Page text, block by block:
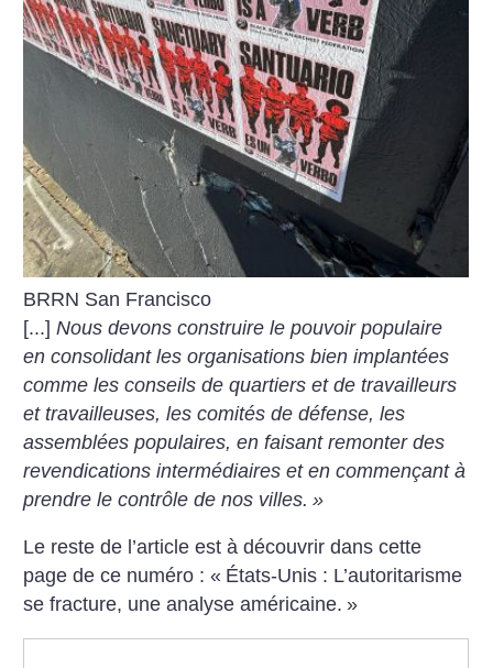
BRRN San Francisco
[...]Nous devons construire le pouvoir populaire
en consolidant les organisations bien implantées
comme les conseils de quartiers et de travailleurs
et travailleuses, les comités de défense, les
assemblées populaires, en faisant remonter des
revendications intermédiaires et en commençant à
prendre le contrôle de nos villes. »
Le reste de l’article est à découvrir dans cette
page de ce numéro : « États-Unis : L’autoritarisme
se fracture, une analyse américaine. »